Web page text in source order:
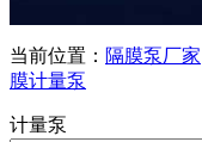
当前位置： 隔膜泵厂家
膜计量泵
计量泵